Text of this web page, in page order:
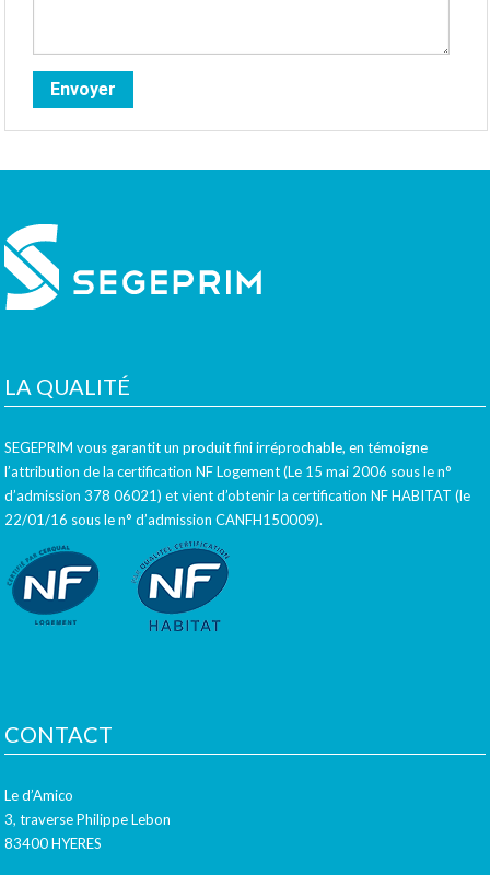
LA QUALITÉ
SEGEPRIM vous garantit un produit fini irréprochable, en témoigne
l’attribution de la certification NF Logement (Le 15 mai 2006 sous le n°
d’admission 378 06021) et vient d’obtenir la certification NF HABITAT (le
22/01/16 sous le n° d’admission CANFH150009).
CONTACT
Le d’Amico
3, traverse Philippe Lebon
83400 HYERES